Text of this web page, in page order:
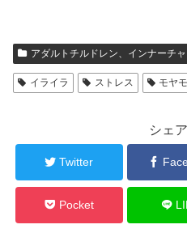
アダルトチルドレン、インナーチ
イライラ ストレス モヤ
シェ
Twitter
Pocket